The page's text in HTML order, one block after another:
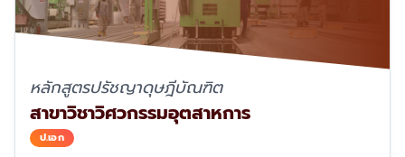
หลักสูตรปรัชญาดุษฎีบัณฑิต
สาขาวิชาวิศวกรรมอุตสาหการ
ป.เอก